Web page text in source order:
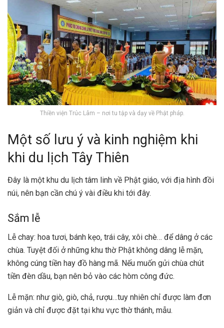
Thiền viện Trúc Lâm – nơi tu tập và dạy về Phật pháp.
Một số lưu ý và kinh nghiệm khi
khi du lịch Tây Thiên
Đây là một khu du lịch tâm linh về Phật giáo, với địa hình đồi
núi, nên bạn cần chú ý vài điều khi tới đây.
Sắm lễ
Lễ chay: hoa tươi, bánh kẹo, trái cây, xôi chè… để dâng ở các
chùa. Tuyệt đối ở những khu thờ Phật không dâng lễ mặn,
không cúng tiền hay đồ hàng mã. Nếu muốn gửi chùa chút
tiền đèn dầu, bạn nên bỏ vào các hòm công đức.
Lễ mặn: như giò, giò, chả, rượu…tuy nhiên chỉ được làm đơn
giản và chỉ được đặt tại khu vực thờ thánh, mẫu.